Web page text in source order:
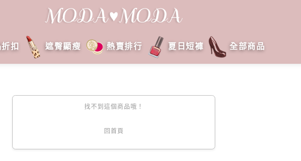
扣 遮臀顯瘦 熱賣排行 夏日短褲 全部商品
找不到這個商品哦！
回首頁